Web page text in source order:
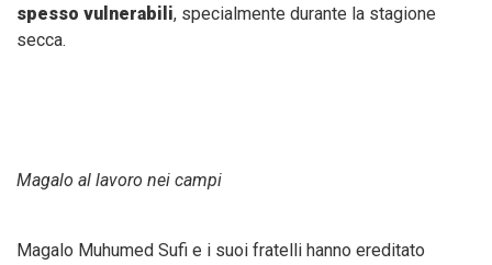
spesso vulnerabili, specialmente durante la stagione
secca.
Magalo al lavoro nei campi
Magalo Muhumed Sufi e i suoi fratelli hanno ereditato